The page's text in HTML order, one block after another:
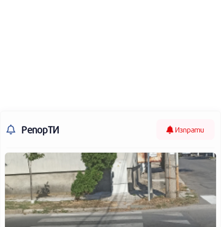
РепорТИ Изпрати